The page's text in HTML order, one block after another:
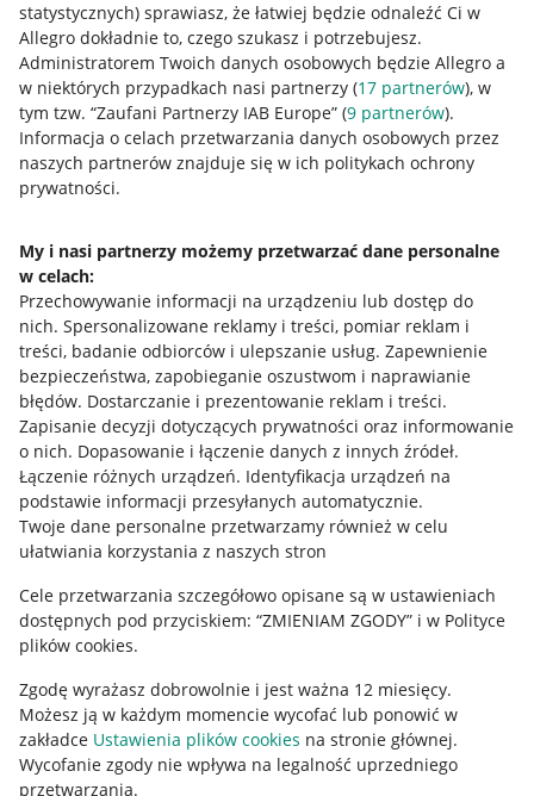
statystycznych) sprawiasz, że łatwiej będzie odnaleźć Ci w
Allegro dokładnie to, czego szukasz i potrzebujesz.
Administratorem Twoich danych osobowych będzie Allegro a
w niektórych przypadkach nasi partnerzy (17 partnerów), w
tym tzw. “Zaufani Partnerzy IAB Europe” (9 partnerów).
Informacja o celach przetwarzania danych osobowych przez
naszych partnerów znajduje się w ich politykach ochrony
prywatności.
My i nasi partnerzy możemy przetwarzać dane personalne
w celach:
Przechowywanie informacji na urządzeniu lub dostęp do
nich. Spersonalizowane reklamy i treści, pomiar reklam i
treści, badanie odbiorców i ulepszanie usług. Zapewnienie
bezpieczeństwa, zapobieganie oszustwom i naprawianie
błędów. Dostarczanie i prezentowanie reklam i treści.
Zapisanie decyzji dotyczących prywatności oraz informowanie
o nich. Dopasowanie i łączenie danych z innych źródeł.
Łączenie różnych urządzeń. Identyfikacja urządzeń na
podstawie informacji przesyłanych automatycznie.
Twoje dane personalne przetwarzamy również w celu
ułatwiania korzystania z naszych stron
Cele przetwarzania szczegółowo opisane są w ustawieniach
dostępnych pod przyciskiem: “ZMIENIAM ZGODY” i w Polityce
plików cookies.
Zgodę wyrażasz dobrowolnie i jest ważna 12 miesięcy.
Możesz ją w każdym momencie wycofać lub ponowić w
zakładce Ustawienia plików cookies na stronie głównej.
Wycofanie zgody nie wpływa na legalność uprzedniego
przetwarzania.
Przydatne informacje
Jak to działa
Allegro Gadane dla sprzedających
Allegro Gadane dla kupujących
Mapa miejscowości
Informacje prawne
Regulamin
Polityka plików "cookies"
Ustawienia plików "cookies"
Udostępnianie lokalizacji
Informacje dla Aktu o Usługach Cyfrowych
Pobierz aplikację